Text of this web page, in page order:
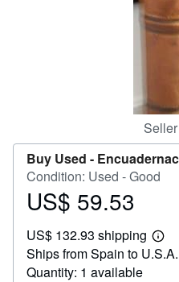
Buy Used -
Condition: Used - Good
Price
59.53
US$ 59.53
US$ 132.93 shipping
Learn
more
Ships from Spain to U.S.A.
Quantity: 1 available